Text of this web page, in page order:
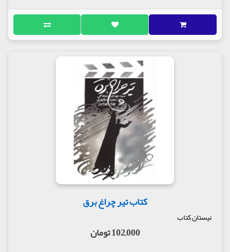
کتاب تیر چراغ برق
نیستان کتاب
102,000 تومان